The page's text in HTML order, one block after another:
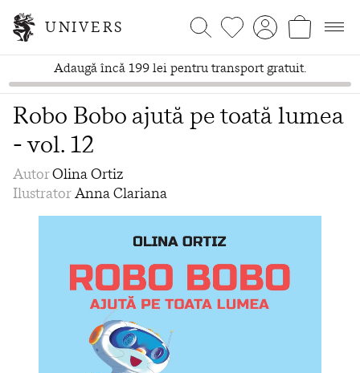
UNIVERS
Adaugă încă 199 lei pentru transport gratuit.
Robo Bobo ajută pe toată lumea
- vol. 12
AutorOlina Ortiz
IlustratorAnna Clariana